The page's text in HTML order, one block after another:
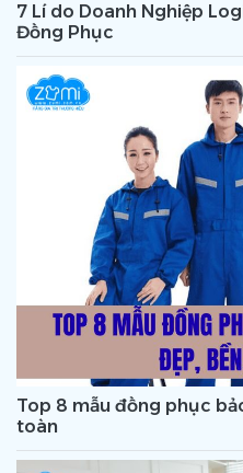
7 Lí do Doanh Nghiệp
Đồng Phục
Top 8 mẫu đồng phục
toàn